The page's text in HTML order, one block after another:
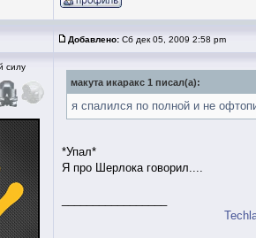
Добавлено: Сб дек 05, 2009 2:58 pm
силу
макута икаракс 1 писал(а):
я спалился по полной и не
*Упал*
Я про Шерлока говорил....